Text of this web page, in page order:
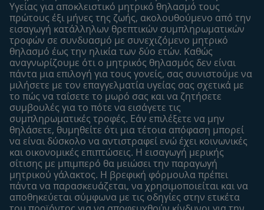
Είσοδος/Εγγραφή
Προϊόντα
Εύρεση προϊόντος
Οι μάρκες μου
Εύρεση καταστήματος
Δείγματα
Υγείας για αποκλειστικό μητρικό θηλασμό τους
πρώτους έξι μήνες της ζωής, ακολουθούμενo από την
εισαγωγή κατάλληλων θρεπτικών συμπληρωματικών
τροφών σε συνδυασμό με συνεχιζόμενο μητρικό
θηλασμό έως την ηλικία των δύο ετών. Καθώς
αναγνωρίζουμε ότι ο μητρικός θηλασμός δεν είναι
πάντα μια επιλογή για τους γονείς, σας συνιστούμε να
μιλήσετε με τον επαγγελματία υγείας σας σχετικά με
το πώς να ταΐσετε το μωρό σας και να ζητήσετε
συμβουλές για το πότε να εισάγετε τις
συμπληρωματικές τροφές. Εάν επιλέξετε να μην
θηλάσετε, θυμηθείτε ότι μια τέτοια απόφαση μπορεί
να είναι δύσκολο να αντιστραφεί ενώ έχει κοινωνικές
και οικονομικές επιπτώσεις. Η εισαγωγή μερικής
σίτισης με μπιμπερό θα μειώσει την παραγωγή
μητρικού γάλακτος. Η βρεφική φόρμουλα πρέπει
πάντα να παρασκευάζεται, να χρησιμοποιείται και να
αποθηκεύεται σύμφωνα με τις οδηγίες στην ετικέτα